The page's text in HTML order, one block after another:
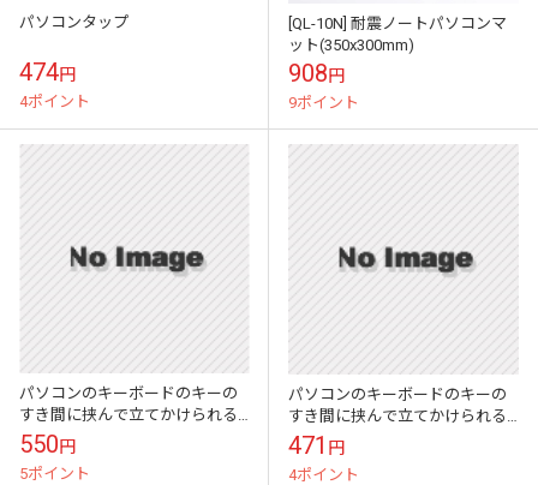
パソコンタップ
474円
4ポイント
[QL-10N] 耐震ノートパソコンマ
ット(350x300mm)
908円
9ポイント
パソコンのキーボードのキーの
すき間に挟んで立てかけられる
かわいい伝言メモ ハイモジモ
ジ Deng On\"Fence\"
550円
5ポイント
パソコンのキーボードのキーの
すき間に挟んで立てかけられる
かわいい伝言メモ ハイモジモ
ジ Deng On\"Deer\"
471 円
4ポイント